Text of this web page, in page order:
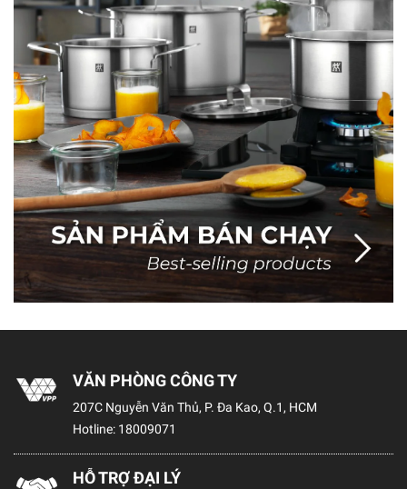
VĂN PHÒNG CÔNG TY
207C Nguyễn Văn Thủ, P. Đa Kao, Q.1, HCM
Hotline: 18009071
HỖ TRỢ ĐẠI LÝ